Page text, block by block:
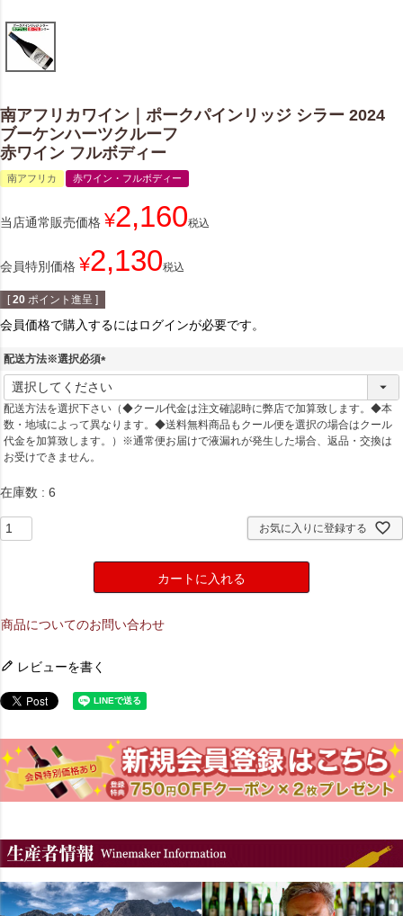
南アフリカワイン｜ポークパインリッジ シラー 2024
ブーケンハーツクルーフ
赤ワイン フルボディー
南アフリカ 赤ワイン・フルボディー
当店通常販売価格 ¥2,160税込
会員特別価格 ¥2,130税込
[ 20 ポイント進呈 ]
会員価格で購入するにはログインが必要です。
配送方法※選択必須
(
必
須
)
配送方法を選択下さい（◆クール代金は注文確認時に弊店で加算致します。◆本
数・地域によって異なります。◆送料無料商品もクール便を選択の場合はクール
代金を加算致します。）※通常便お届けで液漏れが発生した場合、返品・交換は
お受けできません。
在庫数 6
お気に入りに登録する
カートに入れる
商品についてのお問い合わせ
レビューを書く